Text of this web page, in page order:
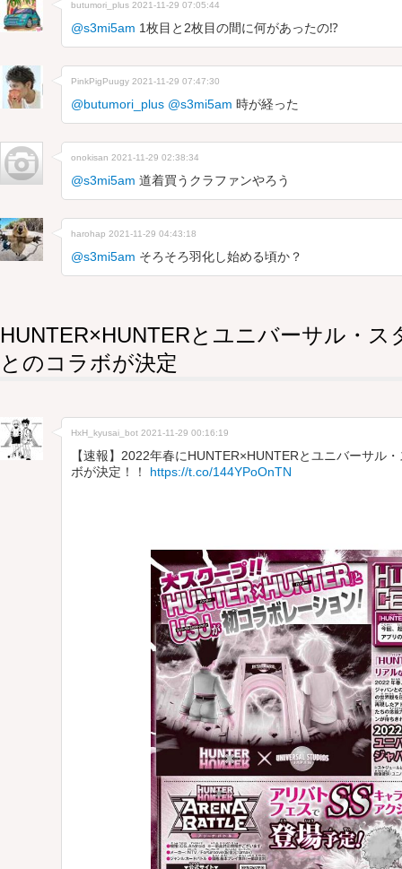
butumori_plus 2021-11-29 07:05:44
@s3mi5am 1枚目と2枚目の間に何があったの⁉︎
PinkPigPuugy 2021-11-29 07:47:30
@butumori_plus @s3mi5am 時が経った
onokisan 2021-11-29 02:38:34
@s3mi5am 道着買うクラファンやろう
harohap 2021-11-29 04:43:18
@s3mi5am そろそろ羽化し始める頃か？
HUNTER×HUNTERとユニバーサル・ス
とのコラボが決定
HxH_kyusai_bot 2021-11-29 00:16:19
【速報】2022年春にHUNTER×HUNTERとユニバーサル
ボが決定！！ https://t.co/144YPoOnTN